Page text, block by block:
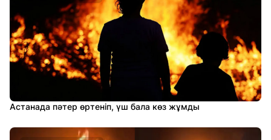
Астанада пәтер өртеніп, үш бала көз жұмды